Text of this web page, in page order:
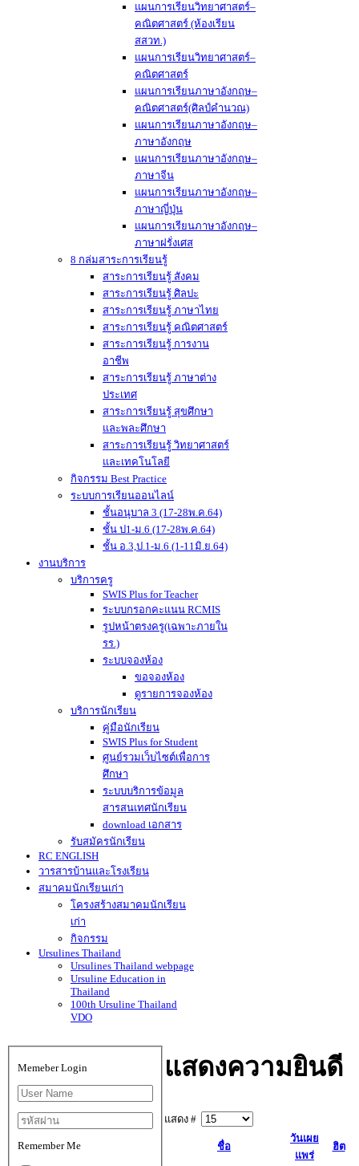
แผนการเรียนวิทยาศาสตร์–
คณิตศาสตร์ (ห้องเรียน
สสวท.)
แผนการเรียนวิทยาศาสตร์–
คณิตศาสตร์
แผนการเรียนภาษาอังกฤษ–
คณิตศาสตร์(ศิลป์คำนวณ)
แผนการเรียนภาษาอังกฤษ–
ภาษาอังกฤษ
แผนการเรียนภาษาอังกฤษ–
ภาษาจีน
แผนการเรียนภาษาอังกฤษ–
ภาษาญี่ปุ่น
แผนการเรียนภาษาอังกฤษ–
ภาษาฝรั่งเศส
8 กล่มสาระการเรียนรู้
สาระการเรียนรู้ สังคม
สาระการเรียนรู้ ศิลปะ
สาระการเรียนรู้ ภาษาไทย
สาระการเรียนรู้ คณิตศาสตร์
สาระการเรียนรู้ การงาน
อาชีพ
สาระการเรียนรู้ ภาษาต่าง
ประเทศ
สาระการเรียนรู้ สุขศึกษา
และพละศึกษา
สาระการเรียนรู้ วิทยาศาสตร์
และเทคโนโลยี
กิจกรรม Best Practice
ระบบการเรียนออนไลน์
ชั้นอนุบาล 3 (17-28พ.ค.64)
ชั้น ป1-ม.6 (17-28พ.ค.64)
ชั้น อ.3,ป.1-ม.6 (1-11มิ.ย.64)
งานบริการ
บริการครู
SWIS Plus for Teacher
ระบบกรอกคะแนน RCMIS
รูปหน้าตรงครู(เฉพาะภายใน
รร.)
ระบบจองห้อง
ขอจองห้อง
ดูรายการจองห้อง
บริการนักเรียน
คู่มือนักเรียน
SWIS Plus for Student
ศูนย์รวมเว็บไซต์เพื่อการ
ศึกษา
ระบบบริการข้อมูล
สารสนเทศนักเรียน
download เอกสาร
รับสมัครนักเรียน
RC ENGLISH
วารสารบ้านและโรงเรียน
สมาคมนักเรียนเก่า
โครงสร้างสมาคมนักเรียน
เก่า
กิจกรรม
Ursulines Thailand
Ursulines Thailand webpage
Ursuline Education in
Thailand
100th Ursuline Thailand
VDO
Memeber Login
Remember Me
แสดงความยินดี
แสดง #
ชื่อ
วันเผย
แพร่
ฮิต